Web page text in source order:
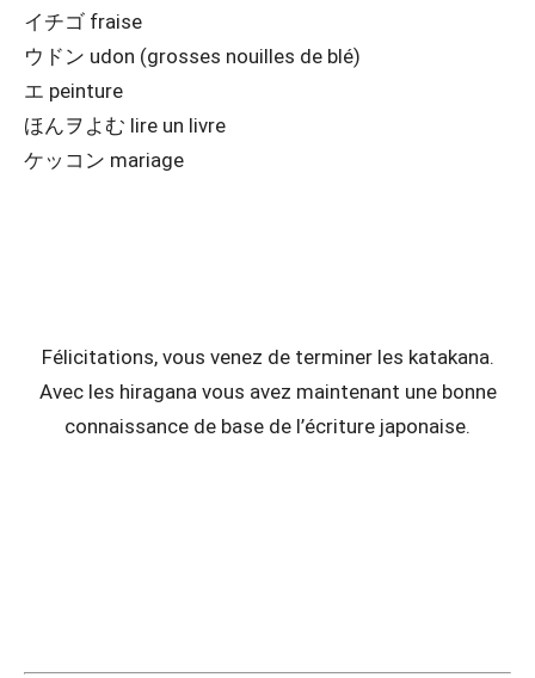
イチゴ fraise
ウドン udon (grosses nouilles de blé)
エ peinture
ほんヲよむ lire un livre
ケッコン mariage
Félicitations, vous venez de terminer les katakana.
Avec les hiragana vous avez maintenant une bonne
connaissance de base de l’écriture japonaise.